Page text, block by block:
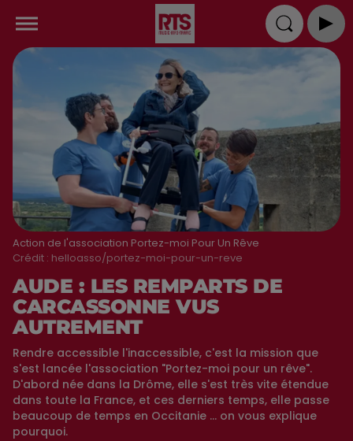
Action de l'association Portez-moi Pour Un Rêve
Crédit : helloasso/portez-moi-pour-un-reve
AUDE : LES REMPARTS DE
CARCASSONNE VUS
AUTREMENT
Rendre accessible l'inaccessible, c'est la mission que
s'est lancée l'association "Portez-moi pour un rêve".
D'abord née dans la Drôme, elle s'est très vite étendue
dans toute la France, et ces derniers temps, elle passe
beaucoup de temps en Occitanie ... on vous explique
pourquoi.